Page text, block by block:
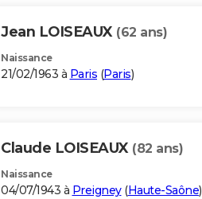
Jean LOISEAUX (62 ans)
Naissance
21/02/1963 à Paris (Paris)
Claude LOISEAUX (82 ans)
Naissance
04/07/1943 à Preigney(Haute-Saône)